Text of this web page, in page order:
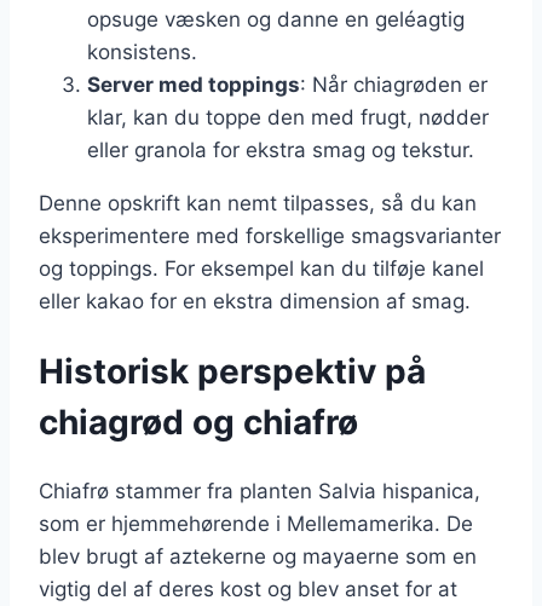
opsuge væsken og danne en geléagtig
konsistens.
Server med toppings: Når chiagrøden er
klar, kan du toppe den med frugt, nødder
eller granola for ekstra smag og tekstur.
Denne opskrift kan nemt tilpasses, så du kan
eksperimentere med forskellige smagsvarianter
og toppings. For eksempel kan du tilføje kanel
eller kakao for en ekstra dimension af smag.
Historisk perspektiv på
chiagrød og chiafrø
Chiafrø stammer fra planten Salvia hispanica,
som er hjemmehørende i Mellemamerika. De
blev brugt af aztekerne og mayaerne som en
vigtig del af deres kost og blev anset for at